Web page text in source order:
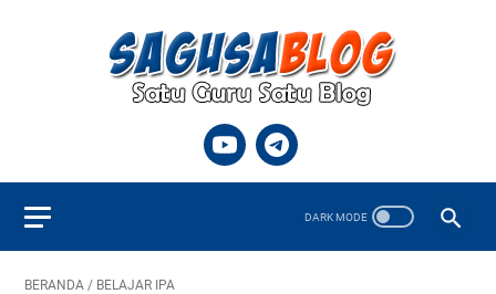
BERANDA / BELAJAR IPA